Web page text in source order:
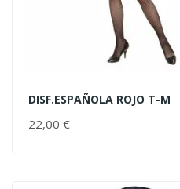
DISF.ESPAÑOLA ROJO T-M
22,00 €AÑADIR AL CARRITO